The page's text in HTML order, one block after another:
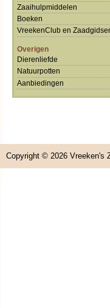
Zaaihulpmiddelen
Boeken
VreekenClub en
Overigen
Dierenliefde
Natuurpotten
Aanbiedingen
Copyright © 2026 Vreeken's